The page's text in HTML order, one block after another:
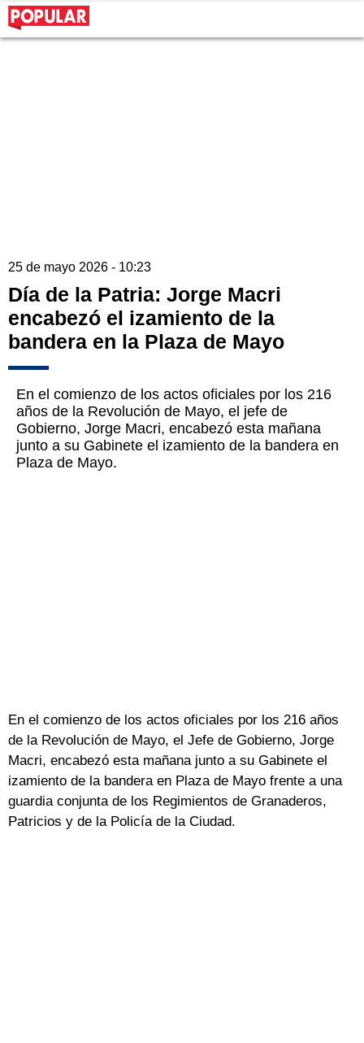
25 de mayo 2026 - 10:23
Día de la Patria: Jorge Macri
encabezó el izamiento de la
bandera en la Plaza de Mayo
En el comienzo de los actos oficiales por los 216
años de la Revolución de Mayo, el jefe de
Gobierno, Jorge Macri, encabezó esta mañana
junto a su Gabinete el izamiento de la bandera en
Plaza de Mayo.
En el comienzo de los actos oficiales por los 216 años
de la Revolución de Mayo, el Jefe de Gobierno, Jorge
Macri, encabezó esta mañana junto a su Gabinete el
izamiento de la bandera en Plaza de Mayo frente a una
guardia conjunta de los Regimientos de Granaderos,
Patricios y de la Policía de la Ciudad.